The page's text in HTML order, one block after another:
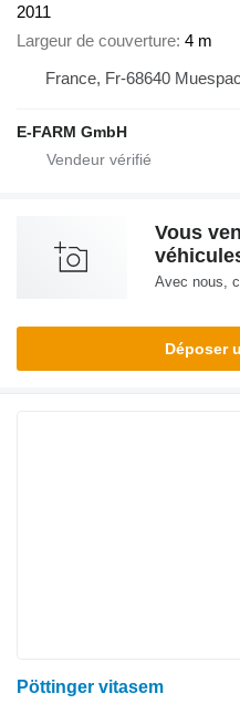
2011
Largeur de couverture 4 m
France, Fr-68640
E-FARM GmbH
Vous
Avec nous,
Déposer
Pöttinger vitasem